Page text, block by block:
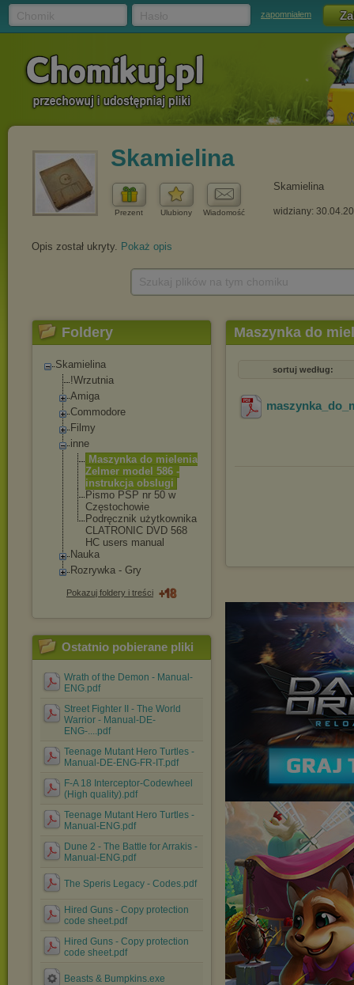
zapomniałem
Skamielina
Prezent Ulubiony Wiadomość
Skamielina
widziany:
Opis został ukryty. Pokaż opis
Foldery
Skamielina
!Wrzutnia
Amiga
Commodore
Filmy
inne
Maszynka do mielenia
Zelmer model 586 -
instrukcja obslugi
Pismo PSP nr 50 w
Częstochowie
Podręcznik użytkownika
CLATRONIC DVD 568
HC users manual
Nauka
Rozrywka - Gry
Pokazuj foldery i treści
Ostatnio pobierane pliki
Wrath of the Demon - Manual-
ENG.pdf
Street Fighter II - The World
Warrior - Manual-DE-
ENG-....pdf
Teenage Mutant Hero Turtles -
Manual-DE-ENG-FR-IT.pdf
F-A 18 Interceptor-Codewheel
(High quality).pdf
Teenage Mutant Hero Turtles -
Manual-ENG.pdf
Dune 2 - The Battle for Arrakis -
Manual-ENG.pdf
The Speris Legacy - Codes.pdf
Hired Guns - Copy protection
code sheet.pdf
Hired Guns - Copy protection
code sheet.pdf
Beasts & Bumpkins.exe
Maszynka do
sortuj według: